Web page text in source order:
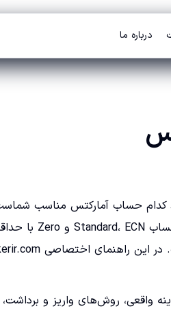
درباره ما
حساب آمارکتس مناسب
واقعی، روش‌های واریز و